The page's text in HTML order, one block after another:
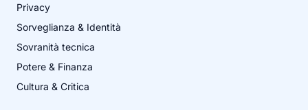
Privacy
Sorveglianza & Identità
Sovranità tecnica
Potere & Finanza
Cultura & Critica